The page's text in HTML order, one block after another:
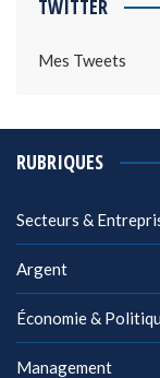
TWITTER
Mes Tweets
RUBRIQUES
Secteurs &
Argent
Économie &
Management